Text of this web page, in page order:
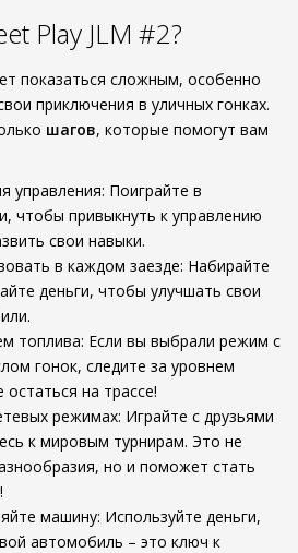
Play JLM #2?
показаться сложным, особенно
приключения в уличных гонках.
шагов, которые помогут вам
управления: Поиграйте в
чтобы привыкнуть к управлению
свои навыки.
в каждом заезде: Набирайте
деньги, чтобы улучшать свои
топлива: Если вы выбрали режим с
гонок, следите за уровнем
на трассе!
режимах: Играйте с друзьями
к мировым турнирам. Это не
но и поможет стать
машину: Используйте деньги,
автомобиль – это ключ к